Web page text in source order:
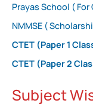
Prayas School (
NMMSE (
CTET (Paper 1
CTET (Paper 2
Subject